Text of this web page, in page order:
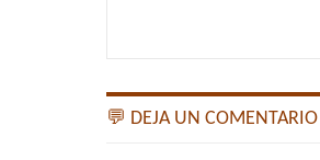
💬 DEJA UN COMENTARIO